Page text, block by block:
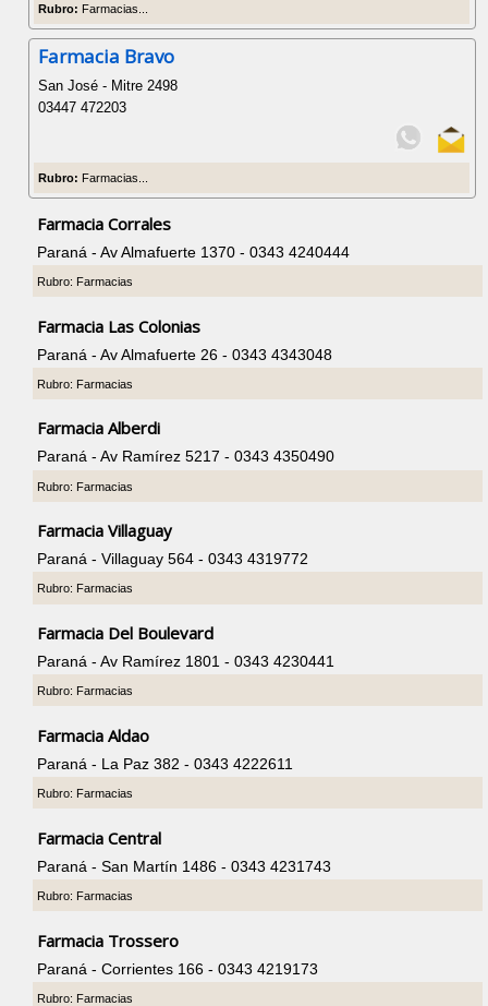
Rubro: Farmacias...
Farmacia Bravo
San José - Mitre 2498
03447 472203
Rubro: Farmacias...
Farmacia Corrales
Paraná - Av Almafuerte 1370 - 0343 4240444
Rubro: Farmacias
Farmacia Las Colonias
Paraná - Av Almafuerte 26 - 0343 4343048
Rubro: Farmacias
Farmacia Alberdi
Paraná - Av Ramírez 5217 - 0343 4350490
Rubro: Farmacias
Farmacia Villaguay
Paraná - Villaguay 564 - 0343 4319772
Rubro: Farmacias
Farmacia Del Boulevard
Paraná - Av Ramírez 1801 - 0343 4230441
Rubro: Farmacias
Farmacia Aldao
Paraná - La Paz 382 - 0343 4222611
Rubro: Farmacias
Farmacia Central
Paraná - San Martín 1486 - 0343 4231743
Rubro: Farmacias
Farmacia Trossero
Paraná - Corrientes 166 - 0343 4219173
Rubro: Farmacias